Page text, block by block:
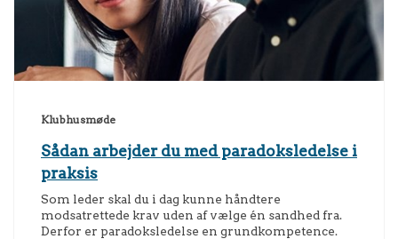
Klubhusmøde
Sådan arbejder du med paradoksledelse i
praksis
Som leder skal du i dag kunne håndtere
modsatrettede krav uden af vælge én sandhed fra.
Derfor er paradoksledelse en grundkompetence.